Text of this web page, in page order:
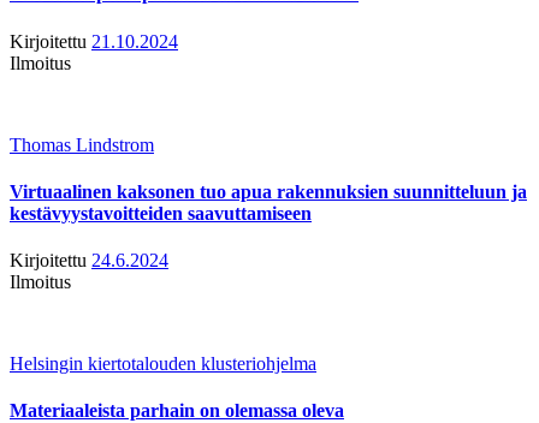
Kirjoitettu 21.10.2024
Ilmoitus
Thomas Lindstrom
Virtuaalinen kaksonen tuo apua rakennuksien suunnitteluun ja
kestävyystavoitteiden saavuttamiseen
Kirjoitettu 24.6.2024
Ilmoitus
Helsingin kiertotalouden klusteriohjelma
Materiaaleista parhain on olemassa oleva